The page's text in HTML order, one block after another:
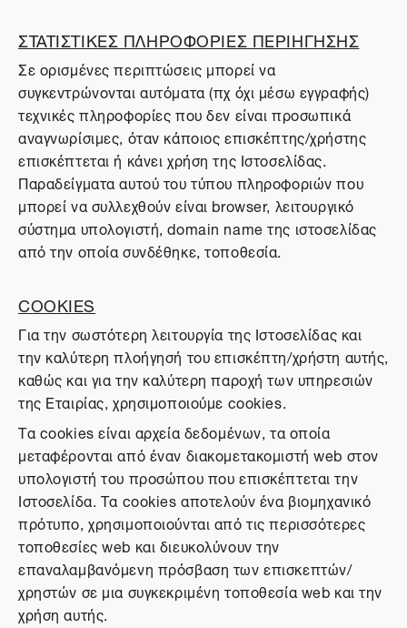
ΣΤΑΤΙΣΤΙΚΕΣ ΠΛΗΡΟΦΟΡΙΕΣ ΠΕΡΙΗΓΗΣΗΣ
Σε ορισμένες περιπτώσεις μπορεί να
συγκεντρώνονται αυτόματα (πχ όχι μέσω εγγραφής)
τεχνικές πληροφορίες που δεν είναι προσωπικά
αναγνωρίσιμες, όταν κάποιος επισκέπτης/χρήστης
επισκέπτεται ή κάνει χρήση της Ιστοσελίδας.
Παραδείγματα αυτού του τύπου πληροφοριών που
μπορεί να συλλεχθούν είναι browser, λειτουργικό
σύστημα υπολογιστή, domain name της ιστοσελίδας
από την οποία συνδέθηκε, τοποθεσία.
COOKIES
Για την σωστότερη λειτουργία της Ιστοσελίδας και
την καλύτερη πλοήγησή του επισκέπτη/χρήστη αυτής,
καθώς και για την καλύτερη παροχή των υπηρεσιών
της Εταιρίας, χρησιμοποιούμε cookies.
Τα cookies είναι αρχεία δεδομένων, τα οποία
μεταφέρονται από έναν διακομετακομιστή web στον
υπολογιστή του προσώπου που επισκέπτεται την
Ιστοσελίδα. Τα cookies αποτελούν ένα βιομηχανικό
πρότυπο, χρησιμοποιούνται από τις περισσότερες
τοποθεσίες web και διευκολύνουν την
επαναλαμβανόμενη πρόσβαση των επισκεπτών/
χρηστών σε μια συγκεκριμένη τοποθεσία web και την
χρήση αυτής.